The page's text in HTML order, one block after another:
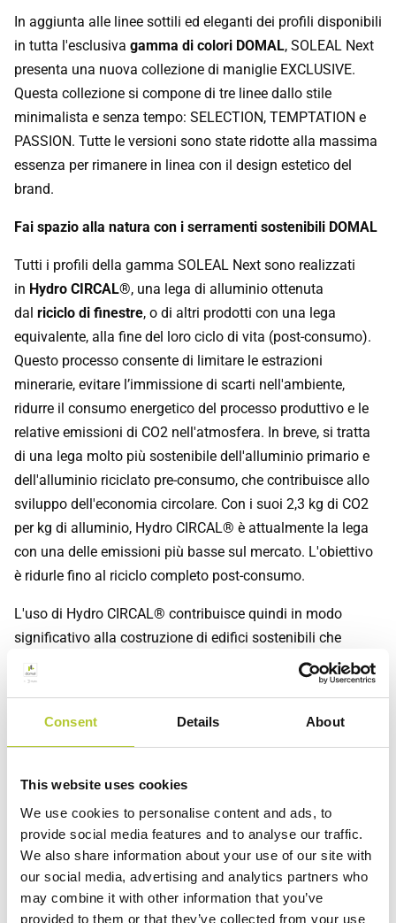
Consent Details About
This website uses cookies
We use cookies to personalise content and ads, to
provide social media features and to analyse our traffic.
We also share information about your use of our site with
our social media, advertising and analytics partners who
may combine it with other information that you’ve
provided to them or that they’ve collected from your use
In aggiunta alle linee sottili ed eleganti dei profili disponibili
in tutta l'esclusiva gamma di colori DOMAL, SOLEAL Next
presenta una nuova collezione di maniglie EXCLUSIVE.
Questa collezione si compone di tre linee dallo stile
minimalista e senza tempo: SELECTION, TEMPTATION e
PASSION. Tutte le versioni sono state ridotte alla massima
essenza per rimanere in linea con il design estetico del
brand.
Fai spazio alla natura con i serramenti sostenibili DOMAL
Tutti i profili della gamma SOLEAL Next sono realizzati
in Hydro CIRCAL®, una lega di alluminio ottenuta
dal riciclo di finestre, o di altri prodotti con una lega
equivalente, alla fine del loro ciclo di vita (post-consumo).
Questo processo consente di limitare le estrazioni
minerarie, evitare l’immissione di scarti nell'ambiente,
ridurre il consumo energetico del processo produttivo e le
relative emissioni di CO2 nell'atmosfera. In breve, si tratta
di una lega molto più sostenibile dell'alluminio primario e
dell'alluminio riciclato pre-consumo, che contribuisce allo
sviluppo dell'economia circolare. Con i suoi 2,3 kg di CO2
per kg di alluminio, Hydro CIRCAL® è attualmente la lega
con una delle emissioni più basse sul mercato. L'obiettivo
è ridurle fino al riciclo completo post-consumo.
L'uso di Hydro CIRCAL® contribuisce quindi in modo
significativo alla costruzione di edifici sostenibili che
possono ottenere le
più
prestigiose come
SOLEAL Next è inoltre realizzato con molteplici
componenti riciclati, senza PVC. È in procinto di ottenere la
ambientali di prodotto (EPD) su richiesta.
QUINDI PUOI NON SOLO IMMAGINARE IL FUTURO CHE
VUOI, LO PUOI ANCHE COSTRUIRE.
Chiedi alMaestro Serramentista DOMAL più vicino
su come personalizzare al meglio la tua casa con un